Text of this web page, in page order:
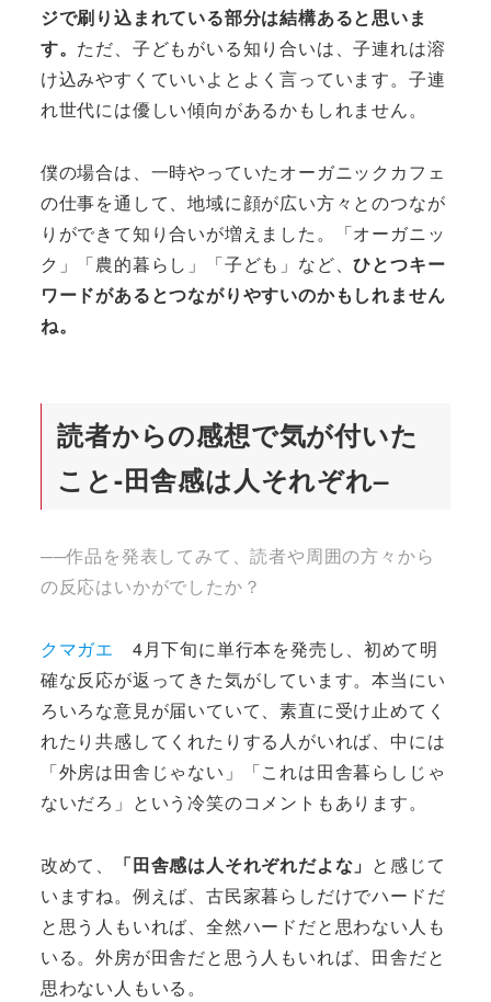
ジで刷り込まれている部分は結構あると思いま
す。 ただ、子どもがいる知り合いは、子連れは溶
け込みやすくていいよとよく言っています。子連
れ世代には優しい傾向があるかもしれません。
僕の場合は、一時やっていたオーガニックカフェ
の仕事を通して、地域に顔が広い方々とのつなが
りができて知り合いが増えました。「オーガニッ
ク」「農的暮らし」「子ども」など、ひとつキー
ワードがあるとつながりやすいのかもしれません
ね。
読者からの感想で気が付いた
こと-田舎感は人それぞれ–
──作品を発表してみて、読者や周囲の方々から
の反応はいかがでしたか？
クマガエ 4月下旬に単行本を発売し、初めて明
確な反応が返ってきた気がしています。本当にい
ろいろな意見が届いていて、素直に受け止めてく
れたり共感してくれたりする人がいれば、中には
「外房は田舎じゃない」「これは田舎暮らしじゃ
ないだろ」という冷笑のコメントもあります。
改めて、 「田舎感は人それぞれだよな」 と感じて
いますね。例えば、古民家暮らしだけでハードだ
と思う人もいれば、全然ハードだと思わない人も
いる。外房が田舎だと思う人もいれば、田舎だと
思わない人もいる。